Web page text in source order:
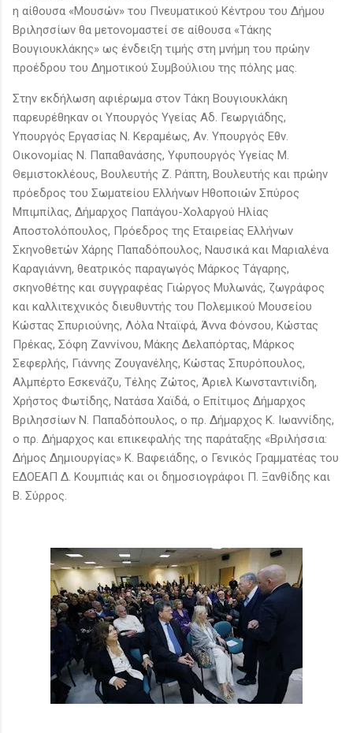
η αίθουσα «Μουσών» του Πνευματικού Κέντρου του Δήμου
Βριλησσίων θα μετονομαστεί σε αίθουσα «Τάκης
Βουγιουκλάκης» ως ένδειξη τιμής στη μνήμη του πρώην
προέδρου του Δημοτικού Συμβούλιου της πόλης μας.
Στην εκδήλωση αφιέρωμα στον Τάκη Βουγιουκλάκη
παρευρέθηκαν οι Υπουργός Υγείας Αδ. Γεωργιάδης,
Υπουργός Εργασίας Ν. Κεραμέως, Αν. Υπουργός Εθν.
Οικονομίας Ν. Παπαθανάσης, Υφυπουργός Υγείας Μ.
Θεμιστοκλέους, Βουλευτής Ζ. Ράπτη, Βουλευτής και πρώην
πρόεδρος του Σωματείου Ελλήνων Ηθοποιών Σπύρος
Μπιμπίλας, Δήμαρχος Παπάγου-Χολαργού Ηλίας
Αποστολόπουλος, Πρόεδρος της Εταιρείας Ελλήνων
Σκηνοθετών Χάρης Παπαδόπουλος, Ναυσικά και Μαριαλένα
Καραγιάννη, θεατρικός παραγωγός Μάρκος Τάγαρης,
σκηνοθέτης και συγγραφέας Γιώργος Μυλωνάς, ζωγράφος
και καλλιτεχνικός διευθυντής του Πολεμικού Μουσείου
Κώστας Σπυριούνης, Λόλα Νταϊφά, Άννα Φόνσου, Κώστας
Πρέκας, Σόφη Ζαννίνου, Μάκης Δελαπόρτας, Μάρκος
Σεφερλής, Γιάννης Ζουγανέλης, Κώστας Σπυρόπουλος,
Αλμπέρτο Εσκενάζυ, Τέλης Ζώτος, Άριελ Κωνσταντινίδη,
Χρήστος Φωτίδης, Νατάσα Χαϊδά, ο Επίτιμος Δήμαρχος
Βριλησσίων Ν. Παπαδόπουλος, ο πρ. Δήμαρχος Κ. Ιωαννίδης,
ο πρ. Δήμαρχος και επικεφαλής της παράταξης «Βριλήσσια:
Δήμος Δημιουργίας» Κ. Βαφειάδης, ο Γενικός Γραμματέας του
ΕΔΟΕΑΠ Δ. Κουμπιάς και οι δημοσιογράφοι Π. Ξανθίδης και
Β. Σύρρος.